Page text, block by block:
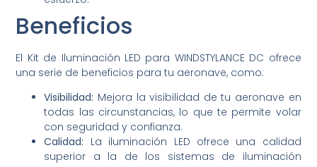
Beneficios
El Kit de Iluminación LED para WINDSTYLANCE DC ofrece
una serie de beneficios para tu aeronave, como:
Visibilidad: Mejora la visibilidad de tu aeronave en
todas las circunstancias, lo que te permite volar
con seguridad y confianza.
Calidad: La iluminación LED ofrece una calidad
superior a la de los sistemas de iluminación